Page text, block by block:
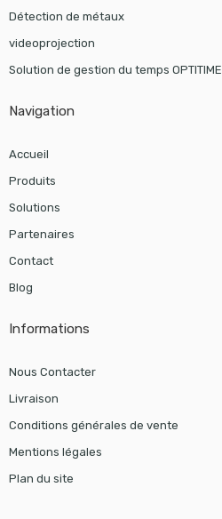
Détection de métaux
videoprojection
Solution de gestion du temps OPTITIME
Navigation
Accueil
Produits
Solutions
Partenaires
Contact
Blog
Informations
Nous Contacter
Livraison
Conditions générales de vente
Mentions légales
Plan du site